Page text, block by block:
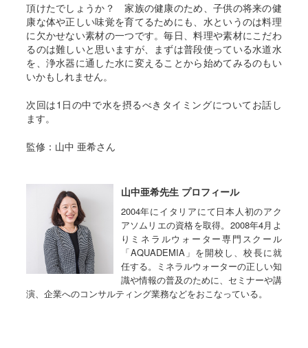
頂けたでしょうか？ 家族の健康のため、子供の将来の健
康な体や正しい味覚を育てるためにも、水というのは料理
に欠かせない素材の一つです。毎日、料理や素材にこだわ
るのは難しいと思いますが、まずは普段使っている水道水
を、浄水器に通した水に変えることから始めてみるのもい
いかもしれません。
次回は1日の中で水を摂るべきタイミングについてお話し
ます。
監修：山中 亜希さん
山中亜希先生 プロフィール
2004年にイタリアにて日本人初のアク
アソムリエの資格を取得。2008年4月よ
りミネラルウォーター専門スクール
「AQUADEMIA」を開校し、校長に就
任する。ミネラルウォーターの正しい知
識や情報の普及のために、セミナーや講
演、企業へのコンサルティング業務などをおこなっている。